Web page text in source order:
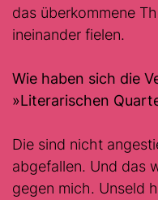
das überkommene
ineinander fielen.
Wie haben sich die
»Literarischen
Die sind nicht
abgefallen. Und das
gegen mich. Unseld